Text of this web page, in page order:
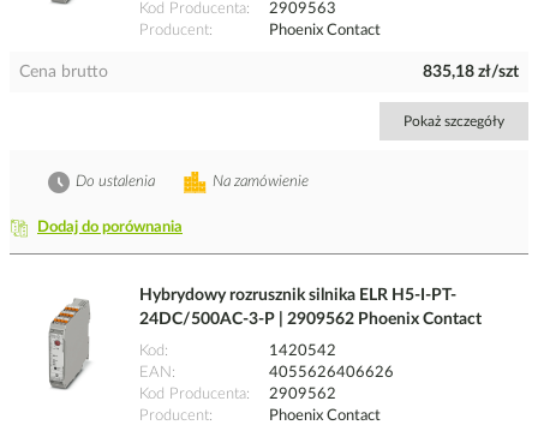
Kod Producenta
2909563
Producent
Phoenix Contact
Cena brutto 835,18 zł/szt
Pokaż szczegóły
Dodaj do porównania
Na zamówienie
Do ustalenia
Hybrydowy rozrusznik silnika ELR H5-I-PT-
24DC/500AC-3-P | 2909562 Phoenix Contact
Kod
1420542
EAN
4055626406626
Kod Producenta
2909562
Producent
Phoenix Contact